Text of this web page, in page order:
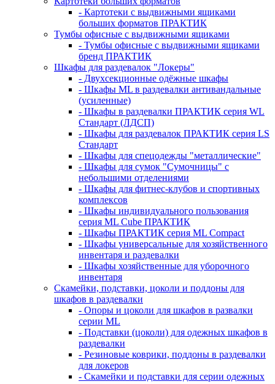
- Картотеки с выдвижными ящиками
больших форматов ПРАКТИК
Тумбы офисные с выдвижными ящиками
- Тумбы офисные с выдвижными ящиками
бренд ПРАКТИК
Шкафы для раздевалок "Локеры"
- Двухсекционные одёжные шкафы
- Шкафы ML в раздевалки антивандальные
(усиленные)
- Шкафы в раздевалки ПРАКТИК серия WL
Стандарт (ЛДСП)
- Шкафы для раздевалок ПРАКТИК серия LS
Стандарт
- Шкафы для спецодежды "металлические"
- Шкафы для сумок "Сумочницы" с
небольшими отделениями
- Шкафы для фитнес-клубов и спортивных
комплексов
- Шкафы индивидуального пользования
серия ML Cube ПРАКТИК
- Шкафы ПРАКТИК серия ML Compact
- Шкафы универсальные для хозяйственного
инвентаря и раздевалки
- Шкафы хозяйственные для уборочного
инвентаря
Скамейки, подставки, цоколи и поддоны для
шкафов в раздевалки
- Опоры и цоколи для шкафов в развалки
серии ML
- Подставки (цоколи) для одежных шкафов в
раздевалки
- Резиновые коврики, поддоны в раздевалки
для локеров
- Скамейки и подставки для серии одежных